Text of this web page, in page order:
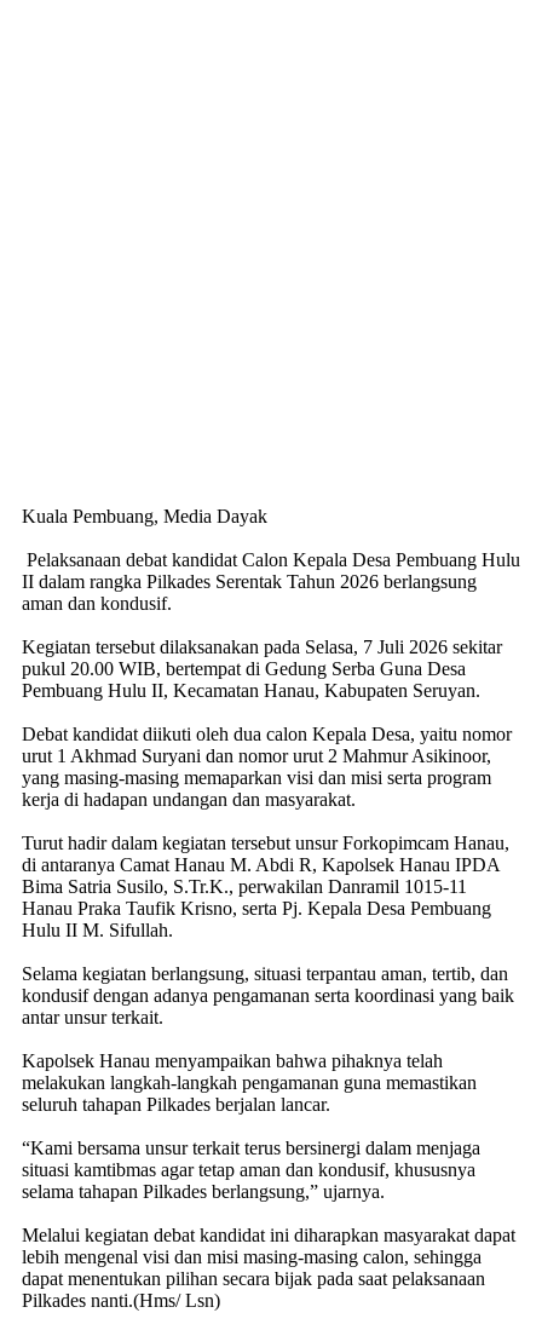
Kuala Pembuang, Media Dayak
Pelaksanaan debat kandidat Calon Kepala Desa Pembuang Hulu
II dalam rangka Pilkades Serentak Tahun 2026 berlangsung
aman dan kondusif.
Kegiatan tersebut dilaksanakan pada Selasa, 7 Juli 2026 sekitar
pukul 20.00 WIB, bertempat di Gedung Serba Guna Desa
Pembuang Hulu II, Kecamatan Hanau, Kabupaten Seruyan.
Debat kandidat diikuti oleh dua calon Kepala Desa, yaitu nomor
urut 1 Akhmad Suryani dan nomor urut 2 Mahmur Asikinoor,
yang masing-masing memaparkan visi dan misi serta program
kerja di hadapan undangan dan masyarakat.
Turut hadir dalam kegiatan tersebut unsur Forkopimcam Hanau,
di antaranya Camat Hanau M. Abdi R, Kapolsek Hanau IPDA
Bima Satria Susilo, S.Tr.K., perwakilan Danramil 1015-11
Hanau Praka Taufik Krisno, serta Pj. Kepala Desa Pembuang
Hulu II M. Sifullah.
Selama kegiatan berlangsung, situasi terpantau aman, tertib, dan
kondusif dengan adanya pengamanan serta koordinasi yang baik
antar unsur terkait.
Kapolsek Hanau menyampaikan bahwa pihaknya telah
melakukan langkah-langkah pengamanan guna memastikan
seluruh tahapan Pilkades berjalan lancar.
“Kami bersama unsur terkait terus bersinergi dalam menjaga
situasi kamtibmas agar tetap aman dan kondusif, khususnya
selama tahapan Pilkades berlangsung,” ujarnya.
Melalui kegiatan debat kandidat ini diharapkan masyarakat dapat
lebih mengenal visi dan misi masing-masing calon, sehingga
dapat menentukan pilihan secara bijak pada saat pelaksanaan
Pilkades nanti.(Hms/ Lsn)